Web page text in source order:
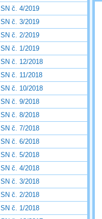
SN č. 4/2019
SN č. 3/2019
SN č. 2/2019
SN č. 1/2019
SN č. 12/2018
SN č. 11/2018
SN č. 10/2018
SN č. 9/2018
SN č. 8/2018
SN č. 7/2018
SN č. 6/2018
SN č. 5/2018
SN č. 4/2018
SN č. 3/2018
SN č. 2/2018
SN č. 1/2018